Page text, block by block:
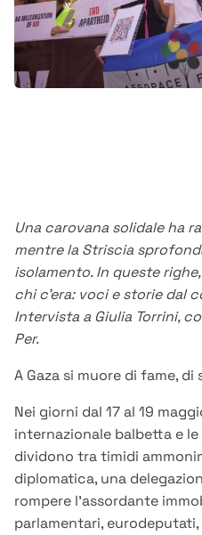
Una carovana solidale ha
mentre la Striscia
isolamento. In queste
chi c’era: voci e storie dal
Intervista a Giulia Torrini,
Per.
A Gaza si muore di fame,
Nei giorni dal 17 al 19
internazionale balbetta e
dividono tra timidi
diplomatica, una
rompere l’assordante
parlamentari,